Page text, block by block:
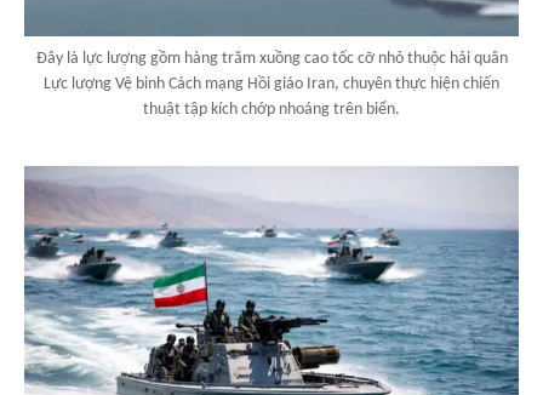
Đây là lực lượng gồm hàng trăm xuồng cao tốc cỡ nhỏ thuộc hải quân
Lực lượng Vệ binh Cách mạng Hồi giáo Iran, chuyên thực hiện chiến
thuật tập kích chớp nhoáng trên biển.